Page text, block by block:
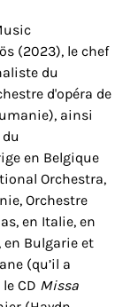
(2023), le chef
du
d'opéra de
ainsi
en Belgique
Orchestra,
Orchestre
en Italie, en
en Bulgarie et
(qu’il a
CD Missa